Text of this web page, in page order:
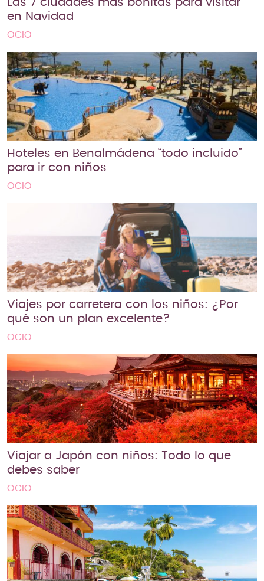
Las 7 ciudades más bonitas para visitar
en Navidad
OCIO
Hoteles en Benalmádena “todo incluido”
para ir con niños
OCIO
Viajes por carretera con los niños: ¿Por
qué son un plan excelente?
OCIO
Viajar a Japón con niños: Todo lo que
debes saber
OCIO